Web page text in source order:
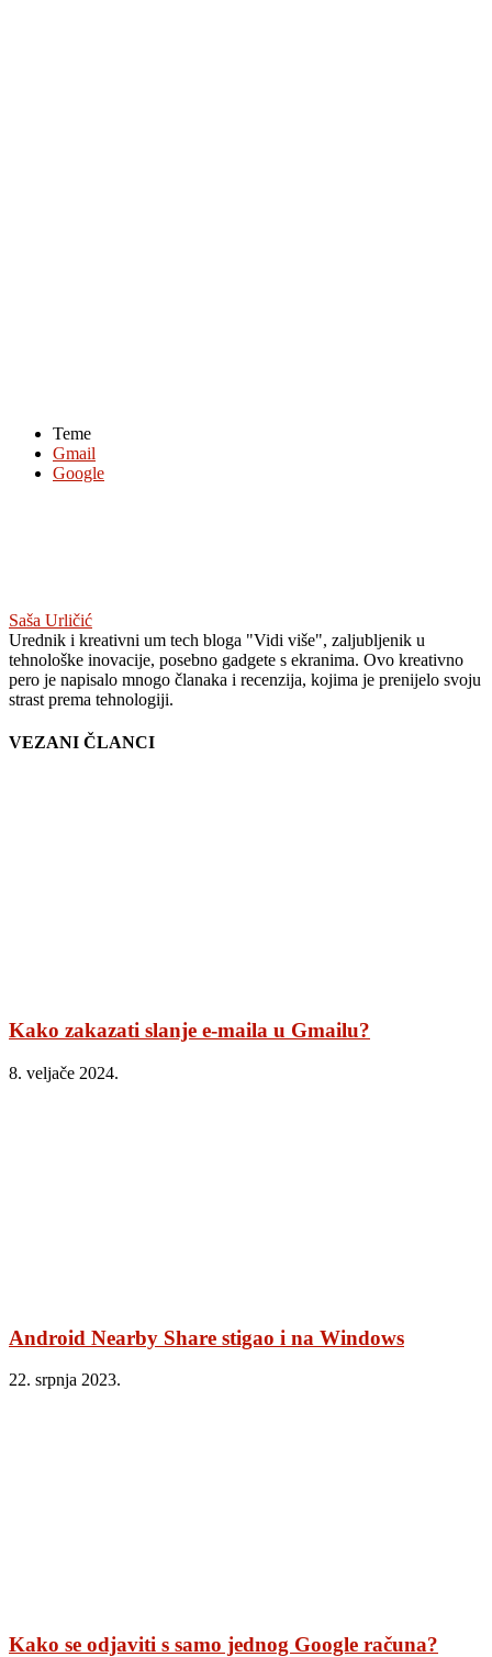
Teme
Gmail
Google
Saša Urličić
Urednik i kreativni um tech bloga "Vidi više", zaljubljenik u
tehnološke inovacije, posebno gadgete s ekranima. Ovo kreativno
pero je napisalo mnogo članaka i recenzija, kojima je prenijelo svoju
strast prema tehnologiji.
VEZANI ČLANCI
Kako zakazati slanje e-maila u Gmailu?
8. veljače 2024.
Android Nearby Share stigao i na Windows
22. srpnja 2023.
Kako se odjaviti s samo jednog Google računa?